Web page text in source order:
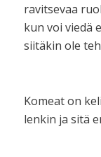
ravitsevaa
kun voi viedä
siitäkin ole
Komeat on
lenkin ja sitä